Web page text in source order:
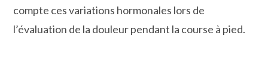
compte ces variations hormonales lors de
l’évaluation de la douleur pendant la course à pied.